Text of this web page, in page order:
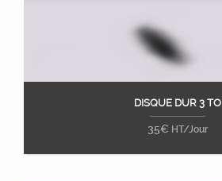
Ajouter au panier
DISQUE DUR 3 TO
35€ HT/Jour